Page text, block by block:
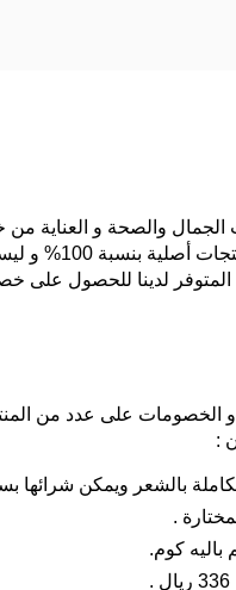
والصحة و العناية من
على مستوى
الخصومات على عدد من
:
كوم.